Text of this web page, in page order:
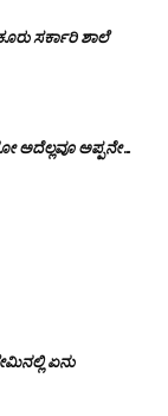
ಸರ್ಕಾರಿ ಶಾಲೆ
ಅದೆಲ್ಲವೂ ಅಪ್ಪನೇ…
ಏನು